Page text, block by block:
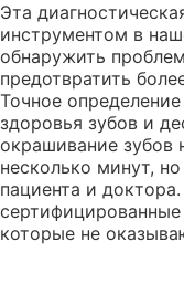
Эта
инструментом в
обнаружить
предотвратить
Точное
здоровья зубов и
окрашивание зубов
несколько минут,
пациента и
которые не